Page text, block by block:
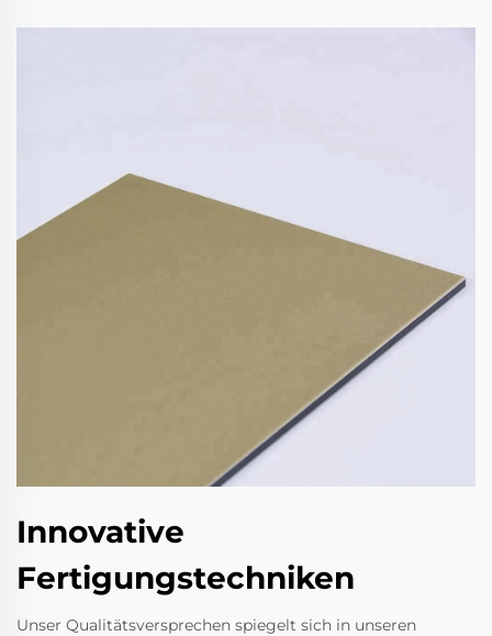
Innovative
Fertigungstechniken
Unser Qualitätsversprechen spiegelt sich in unseren